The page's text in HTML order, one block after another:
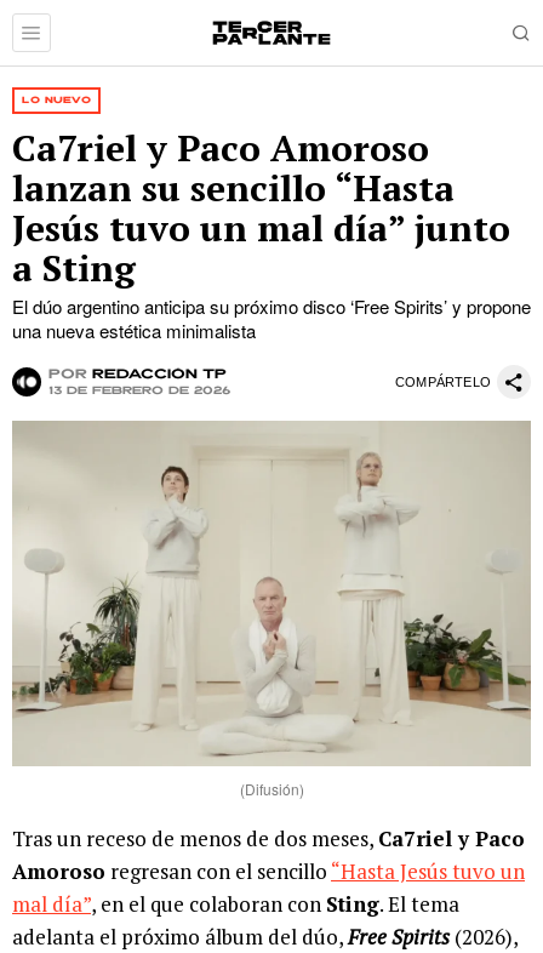
LO NUEVO
Ca7riel y Paco Amoroso
lanzan su sencillo “Hasta
Jesús tuvo un mal día” junto
a Sting
El dúo argentino anticipa su próximo disco ‘Free Spirits’ y propone
una nueva estética minimalista
por Redacción TP
13 de febrero de 2026
COMPÁRTELO
(Difusión)
Tras un receso de menos de dos meses, Ca7riel y Paco
Amoroso regresan con el sencillo “Hasta Jesús tuvo un
mal día”, en el que colaboran con Sting. El tema
adelanta el próximo álbum del dúo,Free Spirits(2026),